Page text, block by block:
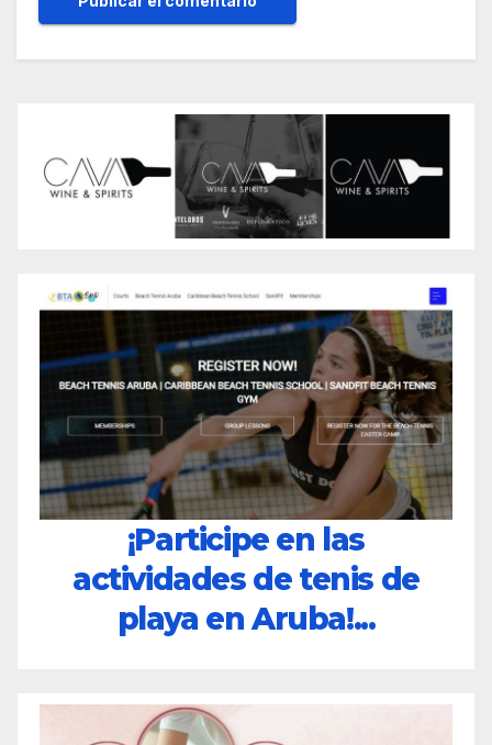
¡Participe en las
actividades de tenis de
playa en Aruba!...